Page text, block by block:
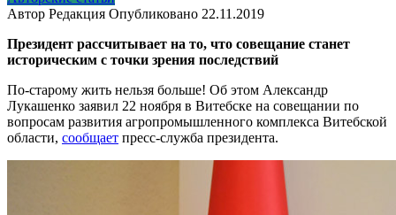
Автор Редакция Опубликовано 22.11.2019
Президент рассчитывает на то, что совещание станет
историческим с точки зрения последствий
По-старому жить нельзя больше! Об этом Александр
Лукашенко заявил 22 ноября в Витебске на совещании по
вопросам развития агропромышленного комплекса Витебской
области, сообщает пресс-служба президента.